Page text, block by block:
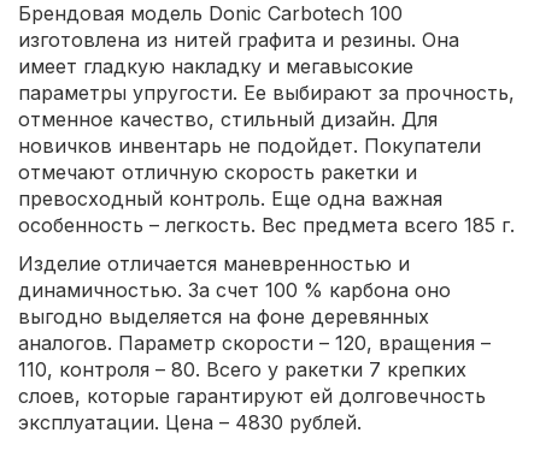
Брендовая модель Donic Carbotech 100
изготовлена из нитей графита и резины. Она
имеет гладкую накладку и мегавысокие
параметры упругости. Ее выбирают за прочность,
отменное качество, стильный дизайн. Для
новичков инвентарь не подойдет. Покупатели
отмечают отличную скорость ракетки и
превосходный контроль. Еще одна важная
особенность – легкость. Вес предмета всего 185 г.
Изделие отличается маневренностью и
динамичностью. За счет 100 % карбона оно
выгодно выделяется на фоне деревянных
аналогов. Параметр скорости – 120, вращения –
110, контроля – 80. Всего у ракетки 7 крепких
слоев, которые гарантируют ей долговечность
эксплуатации. Цена – 4830 рублей.